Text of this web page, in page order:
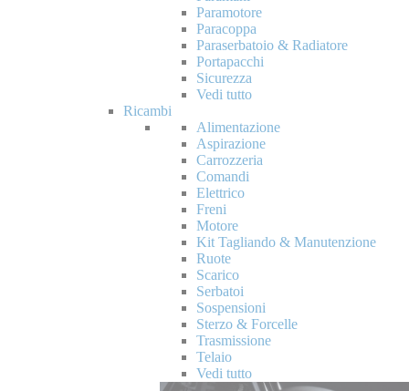
Paramotore
Paracoppa
Paraserbatoio & Radiatore
Portapacchi
Sicurezza
Vedi tutto
Ricambi
Alimentazione
Aspirazione
Carrozzeria
Comandi
Elettrico
Freni
Motore
Kit Tagliando & Manutenzione
Ruote
Scarico
Serbatoi
Sospensioni
Sterzo & Forcelle
Trasmissione
Telaio
Vedi tutto